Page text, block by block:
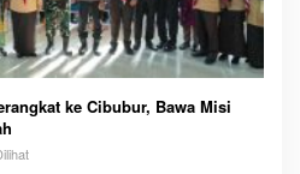
ke Cibubur, Bawa Misi